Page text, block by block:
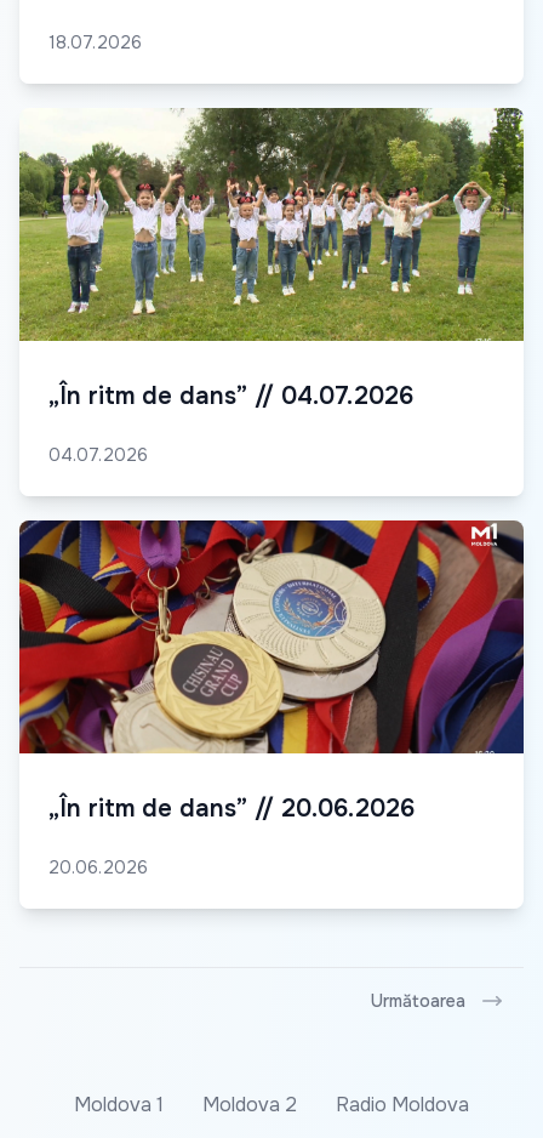
18.07.2026
„În ritm de dans” // 04.07.2026
04.07.2026
„În ritm de dans” // 20.06.2026
20.06.2026
Următoarea
Moldova 1 Moldova 2
Radio Moldova